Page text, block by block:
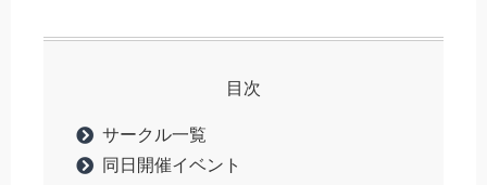
目次
サークル一覧
同日開催イベント